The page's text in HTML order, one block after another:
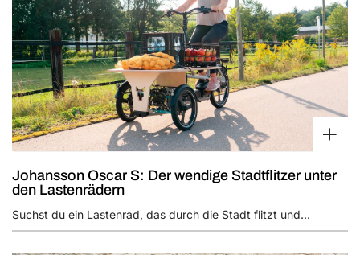
Johansson Oscar S: Der wendige Stadtflitzer unter
den Lastenrädern
Suchst du ein Lastenrad, das durch die Stadt flitzt und...